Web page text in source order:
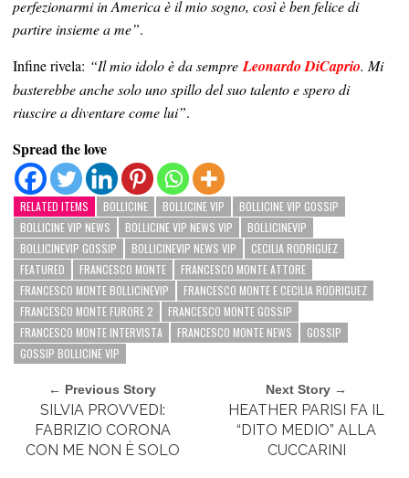
perfezionarmi in America è il mio sogno, così è ben felice di
partire insieme a me”.
Infine rivela: “Il mio idolo è da sempreLeonardo DiCaprio. Mi
basterebbe anche solo uno spillo del suo talento e spero di
riuscire a diventare come lui”.
Spread the love
RELATED ITEMS BOLLICINE BOLLICINE VIP
BOLLICINE VIP GOSSIP
BOLLICINE VIP NEWS
BOLLICINE VIP NEWS VIP
BOLLICINEVIP
BOLLICINEVIP GOSSIP
BOLLICINEVIP NEWS VIP
CECILIA RODRIGUEZ
FEATURED
FRANCESCO MONTE
FRANCESCO MONTE ATTORE
FRANCESCO MONTE BOLLICINEVIP
FRANCESCO MONTE E CECILIA RODRIGUEZ
FRANCESCO MONTE FURORE 2
FRANCESCO MONTE GOSSIP
FRANCESCO MONTE INTERVISTA
FRANCESCO MONTE NEWS
GOSSIP
GOSSIP BOLLICINE VIP
← Previous Story
SILVIA PROVVEDI:
FABRIZIO CORONA
CON ME NON È SOLO
Next Story →
HEATHER PARISI FA IL
“DITO MEDIO” ALLA
CUCCARINI